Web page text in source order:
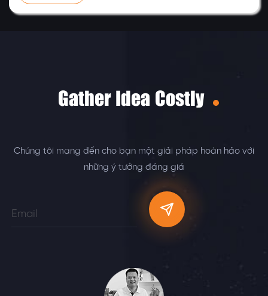
Gather Idea Costly
Chúng tôi mang đến cho bạn một giải pháp hoàn hảo với
những ý tưởng đáng giá